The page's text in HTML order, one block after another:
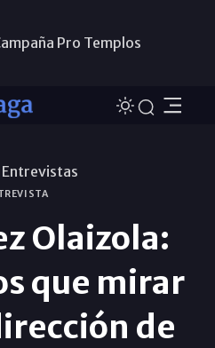
Pro Templos
Entrevistas
Olaizola:
que mirar
de